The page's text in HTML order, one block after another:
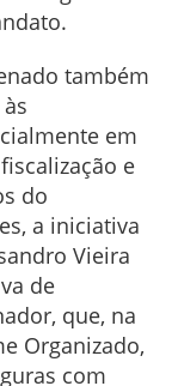
também
em
e
do
a iniciativa
Vieira
de
que, na
Organizado,
com